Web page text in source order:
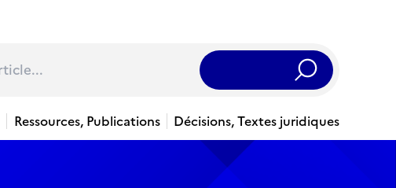
Rechercher
Ressources, Publications Décisions, Textes juridiques